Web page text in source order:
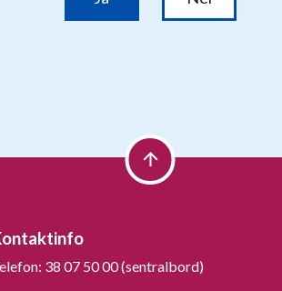
38 07 50 00 (sentralbord)